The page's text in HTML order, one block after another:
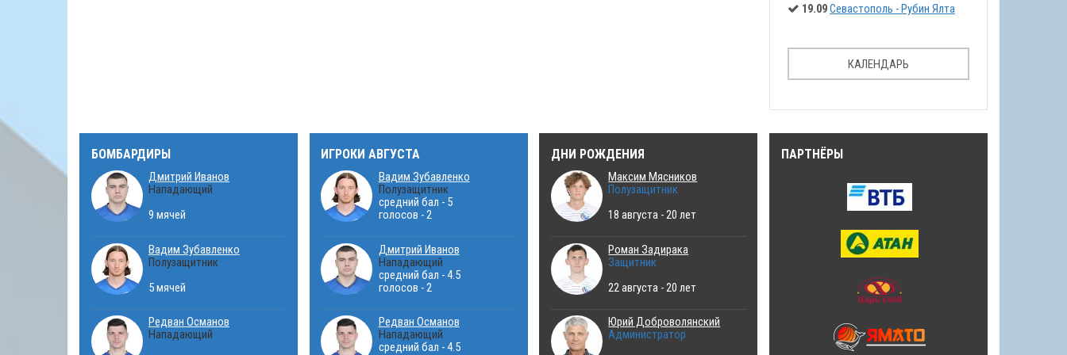
19.09Севастополь - Рубин Ялта
КАЛЕНДАРЬ
БОМБАРДИРЫ
Дмитрий Иванов
Нападающий
9 мячей
Вадим Зубавленко
Полузащитник
5 мячей
Редван Османов
Нападающий
ИГРОКИ АВГУСТА
Вадим Зубавленко
Полузащитник
средний бал - 5
голосов - 2
Дмитрий Иванов
Нападающий
средний бал - 4.5
голосов - 2
Редван Османов
Нападающий
средний бал - 4.5
ДНИ РОЖДЕНИЯ
Максим Мясников
Полузащитник
18 августа - 20 лет
Роман Задирака
Защитник
22 августа - 20 лет
Юрий Доброволянский
Администратор
ПАРТНЁРЫ